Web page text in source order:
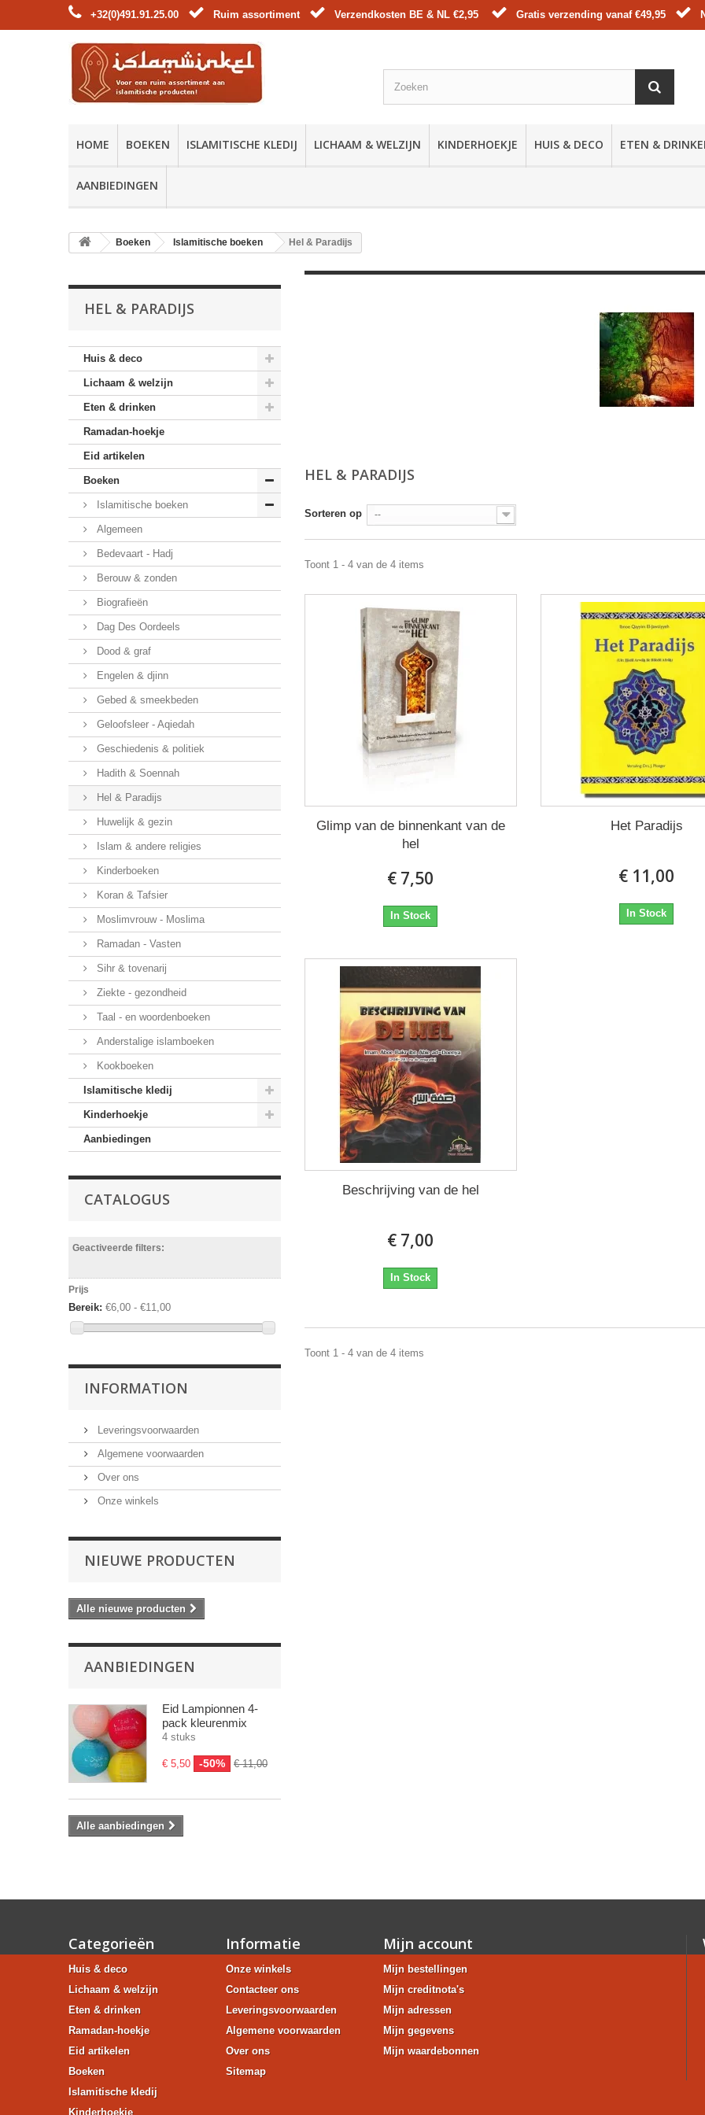
+32(0)491.91.25.00 Ruim assortiment Verzendkosten BE & NL €2,95 Gratis verzending vanaf €49,95
HOME BOEKEN ISLAMITISCHE KLEDIJ LICHAAM & WELZIJN KINDERHOEKJE HUIS & DECO ETEN &
AANBIEDINGEN
Boeken Islamitische boeken Hel & Paradijs
HEL & PARADIJS
Huis & deco
Lichaam & welzijn
Eten & drinken
Ramadan-hoekje
Eid artikelen
Boeken
Islamitische boeken
Algemeen
Bedevaart - Hadj
Berouw & zonden
Biografieën
Dag Des Oordeels
Dood & graf
Engelen & djinn
Gebed & smeekbeden
Geloofsleer - Aqiedah
Geschiedenis & politiek
Hadith & Soennah
Hel & Paradijs
Huwelijk & gezin
Islam & andere religies
Kinderboeken
Koran & Tafsier
Moslimvrouw - Moslima
Ramadan - Vasten
Sihr & tovenarij
Ziekte - gezondheid
Taal - en woordenboeken
Anderstalige islamboeken
Kookboeken
Islamitische kledij
Kinderhoekje
Aanbiedingen
CATALOGUS
Geactiveerde filters:
Prijs
Bereik: €6,00 - €11,00
INFORMATION
Leveringsvoorwaarden
Algemene voorwaarden
Over ons
Onze winkels
NIEUWE PRODUCTEN
Alle nieuwe producten
AANBIEDINGEN
Eid Lampionnen 4-
pack kleurenmix
4 stuks
€ 5,50 -50% € 11,00
Alle aanbiedingen
HEL & PARADIJS
Sorteren op --
Toont 1 - 4 van de 4 items
Glimp van de binnenkant van de
hel
€ 7,50
In Stock
Het Paradijs
€ 11,00
In Stock
Beschrijving van de hel
€ 7,00
In Stock
Toont 1 - 4 van de 4 items
Categorieën
Huis & deco
Lichaam & welzijn
Eten & drinken
Ramadan-hoekje
Eid artikelen
Boeken
Islamitische kledij
Kinderhoekje
Informatie
Onze winkels
Contacteer ons
Leveringsvoorwaarden
Algemene voorwaarden
Over ons
Sitemap
Mijn account
Mijn bestellingen
Mijn creditnota's
Mijn adressen
Mijn gegevens
Mijn waardebonnen